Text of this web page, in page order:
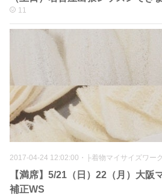
11
2017-04-24 12:02:00 ・ ├着物マイサイズワー
【満席】5/21（日）22（月）大阪
補正WS